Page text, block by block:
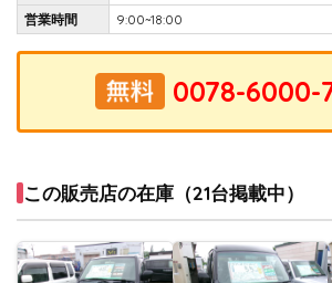
営業時間
9:00~18:00
この販売店の在庫（21台掲載中）